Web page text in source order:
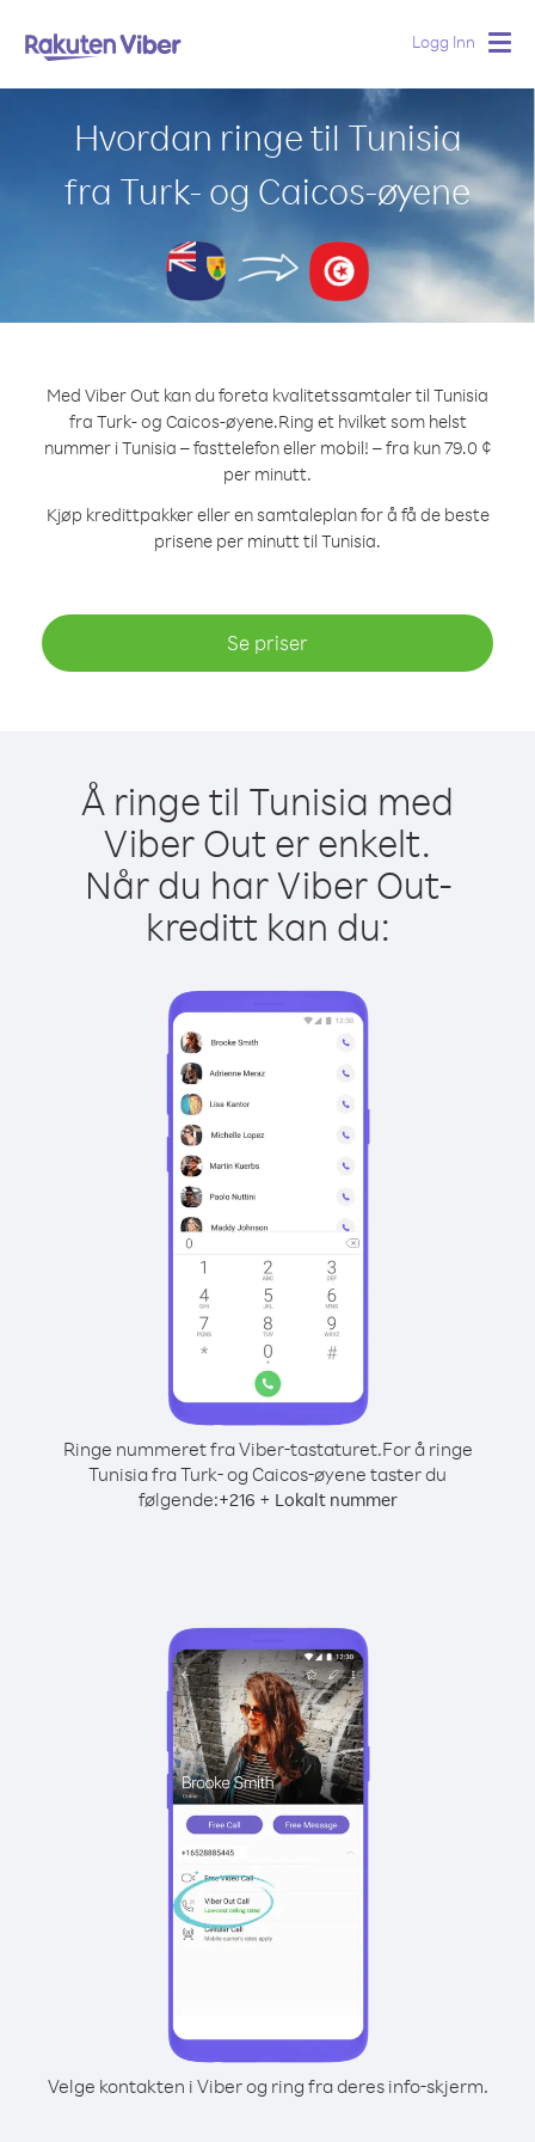
Logg Inn
Hvordan ringe til Tunisia
fra Turk- og Caicos-øyene
Med Viber Out kan du foreta kvalitetssamtaler til Tunisia
fra Turk- og Caicos-øyene.Ring et hvilket som helst
nummer i Tunisia – fasttelefon eller mobil! – fra kun 79.0 ¢
per minutt.
Kjøp kredittpakker eller en samtaleplan for å få de beste
prisene per minutt til Tunisia.
Se priser
Å ringe til Tunisia med
Viber Out er enkelt.
Når du har Viber Out-
kreditt kan du:
Ringe nummeret fra Viber-tastaturet.For å ringe
Tunisia fra Turk- og Caicos-øyene taster du
følgende:+216 + Lokalt nummer
Velge kontakten i Viber og ring fra deres info-skjerm.